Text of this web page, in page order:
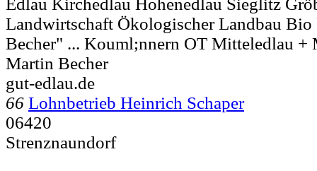
Landwirtschaft Ökologischer Landbau
Becher" ... Kouml;nnern OT Mitteledlau +
Martin Becher
gut-edlau.de
66 Lohnbetrieb Heinrich Schaper
06420
Strenznaundorf